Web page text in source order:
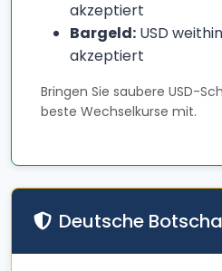
akzeptiert
Bargeld: USD
akzeptiert
Bringen Sie saubere USD-
beste Wechselkurse mit.
Deutsche